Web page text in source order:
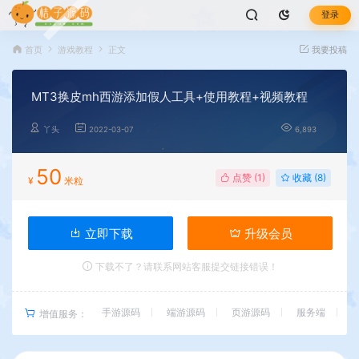
登录
首页 游戏教程 正文 我要投稿
MT3换皮mh西游添加假人工具+使用教程+视频教程
丫头 2022-03-07 6,893
¥ 50 米粒 点赞 (1) 收藏 (8)
立即下载 升级会员
下载不了？请联系网站客服提交链接错误！
增值服务： 手游源码 端游源码 页游源码 服务端